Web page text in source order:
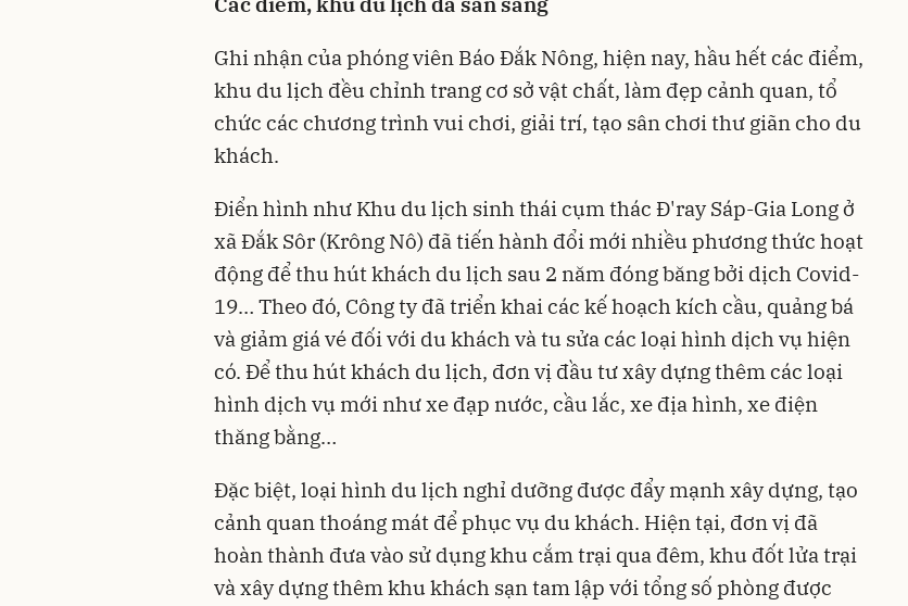
Ghi nhận của phóng viên Báo Đắk Nông, hiện nay, hầu hết các điểm,
khu du lịch đều chỉnh trang cơ sở vật chất, làm đẹp cảnh quan, tổ
chức các chương trình vui chơi, giải trí, tạo sân chơi thư giãn cho du
khách.
Điển hình như Khu du lịch sinh thái cụm thác Đ'ray Sáp-Gia Long ở
xã Đắk Sôr (Krông Nô) đã tiến hành đổi mới nhiều phương thức hoạt
động để thu hút khách du lịch sau 2 năm đóng băng bởi dịch Covid-
19… Theo đó, Công ty đã triển khai các kế hoạch kích cầu, quảng bá
và giảm giá vé đối với du khách và tu sửa các loại hình dịch vụ hiện
có. Để thu hút khách du lịch, đơn vị đầu tư xây dựng thêm các loại
hình dịch vụ mới như xe đạp nước, cầu lắc, xe địa hình, xe điện
thăng bằng…
Đặc biệt, loại hình du lịch nghỉ dưỡng được đẩy mạnh xây dựng, tạo
cảnh quan thoáng mát để phục vụ du khách. Hiện tại, đơn vị đã
hoàn thành đưa vào sử dụng khu cắm trại qua đêm, khu đốt lửa trại
và xây dựng thêm khu khách sạn tam lập với tổng số phòng được